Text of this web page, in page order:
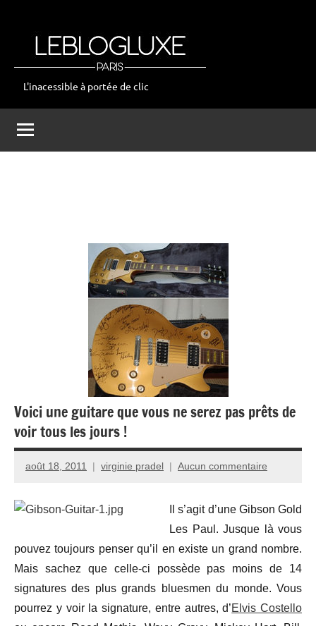
leblogluxe
L'inacessible à portée de clic
Voici une guitare que vous ne serez pas prêts de
voir tous les jours !
août 18, 2011 virginie pradel Aucun commentaire
Il s’agit d’une Gibson Gold
Les Paul. Jusque là vous
pouvez toujours penser qu’il en existe un grand nombre.
Mais sachez que celle-ci possède pas moins de 14
signatures des plus grands bluesmen du monde. Vous
pourrez y voir la signature, entre autres, d’Elvis Costello